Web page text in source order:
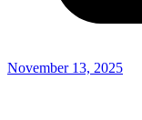
November 13, 2025